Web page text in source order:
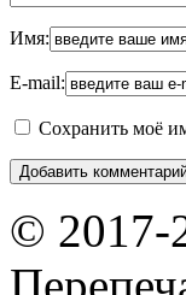
Имя:
E-mail:
Сохранить моё
© 2017-